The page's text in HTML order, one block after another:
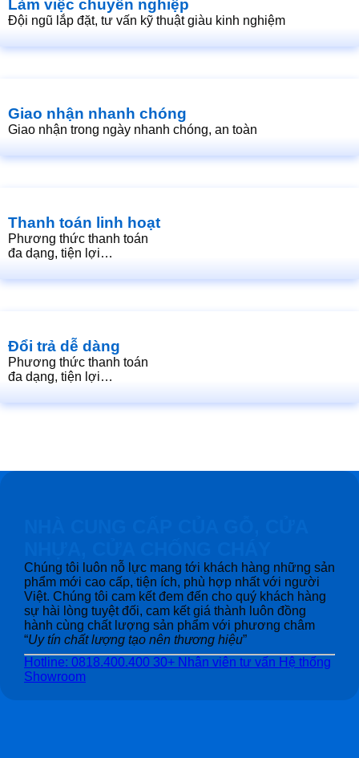
Làm việc chuyên nghiệp
Đội ngũ lắp đặt, tư vấn kỹ thuật giàu kinh nghiệm
Giao nhận nhanh chóng
Giao nhận trong ngày nhanh chóng, an toàn
Thanh toán linh hoạt
Phương thức thanh toán
đa dạng, tiện lợi…
Đổi trả dễ dàng
Phương thức thanh toán
đa dạng, tiện lợi…
Chúng tôi luôn nỗ lực mang tới khách hàng những sản
phẩm mới cao cấp, tiện ích, phù hợp nhất với người
Việt. Chúng tôi cam kết đem đến cho quý khách hàng
sự hài lòng tuyệt đối, cam kết giá thành luôn đồng
hành cùng chất lượng sản phẩm với phương châm
“Uy tín chất lượng tạo nên thương hiệu”
Hotline: 0818.400.400 30+ Nhân viên tư vấn Hệ thống
Showroom